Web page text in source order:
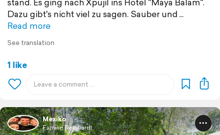
Dazu gibt's nicht viel zu sagen. Sauber und
Read more
See translation
1 like
Mexiko
Familie Reinhardt